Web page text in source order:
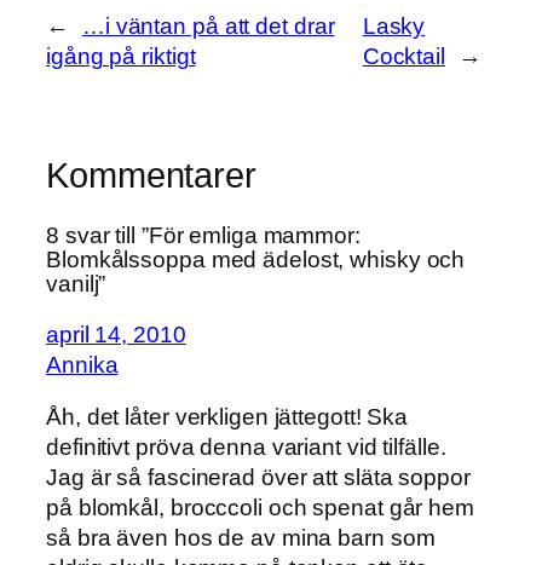
←
…i väntan på att det drar
igång på riktigt
Lasky
Cocktail
→
Kommentarer
8 svar till ”För emliga mammor:
Blomkålssoppa med ädelost, whisky och
vanilj”
april 14, 2010
Annika
Åh, det låter verkligen jättegott! Ska
definitivt pröva denna variant vid tilfälle.
Jag är så fascinerad över att släta soppor
på blomkål, brocccoli och spenat går hem
så bra även hos de av mina barn som